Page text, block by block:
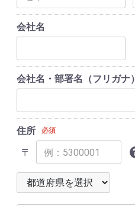
会社名
会社名・部署名（フリガナ）
住所 必須
〒